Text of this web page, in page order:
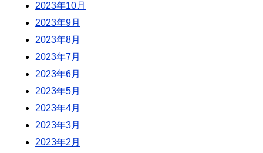
2023年10月
2023年9月
2023年8月
2023年7月
2023年6月
2023年5月
2023年4月
2023年3月
2023年2月